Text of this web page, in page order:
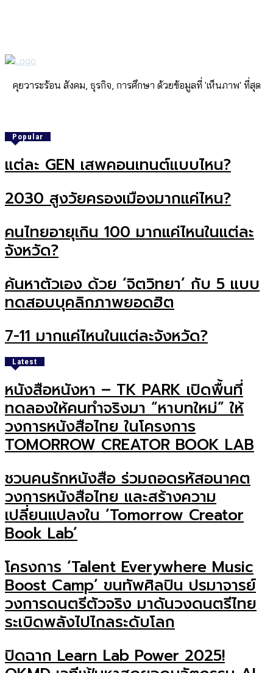
คุยวาระร้อน สังคม, ธุรกิจ, การศึกษา ด้วยข้อมูลที่ 'เห็นภาพ' ที่สุด
Popular
แต่ละ GEN เสพคอนเทนต์แบบไหน?
2030 สูงวัยครองเมืองมากแค่ไหน?
คนไทยอายุเกิน 100 มากแค่ไหนในแต่ละ
จังหวัด?
ค้นหาตัวเอง ด้วย ‘จิตวิทยา’ กับ 5 แบบ
ทดสอบบุคลิกภาพยอดฮิต
7-11 มากแค่ไหนในแต่ละจังหวัด?
Latest
หนังสือหนังหา – TK PARK เปิดพื้นที่
ทดลองให้คนทำจริงมา “หาบทใหม่” ให้
วงการหนังสือไทย ในโครงการ
TOMORROW CREATOR BOOK LAB
ชวนคนรักหนังสือ ร่วมถอดรหัสอนาคต
วงการหนังสือไทย และสร้างความ
เปลี่ยนแปลงใน ‘Tomorrow Creator
Book Lab’
โครงการ ‘Talent Everywhere Music
Boost Camp’ ขนทัพศิลปิน ปรมาจารย์
วงการดนตรีตัวจริง มาดันวงดนตรีไทย
ระเบิดพลังไปไกลระดับโลก
ปิดฉาก Learn Lab Power 2025!